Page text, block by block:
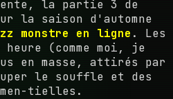
la partie 3 de
la saison d'automne
monstre en ligne . Les
(comme moi, je
en masse, attirés par
le souffle et des
tielles.